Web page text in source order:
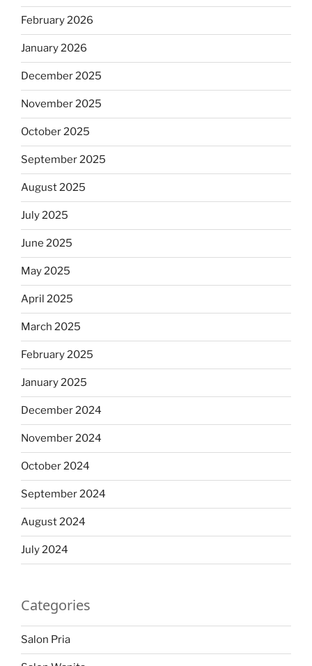
February 2026
January 2026
December 2025
November 2025
October 2025
September 2025
August 2025
July 2025
June 2025
May 2025
April 2025
March 2025
February 2025
January 2025
December 2024
November 2024
October 2024
September 2024
August 2024
July 2024
Categories
Salon Pria